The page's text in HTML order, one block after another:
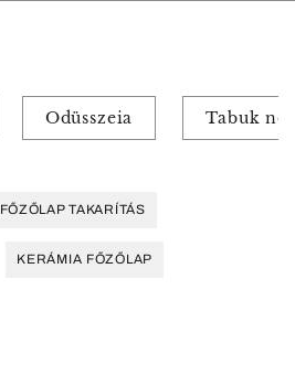
Odüsszeia Tabuk
FŐZŐLAP TAKARÍTÁS
KERÁMIA FŐZŐLAP